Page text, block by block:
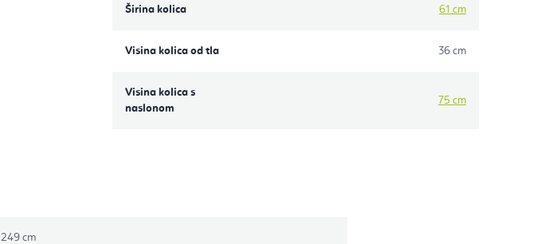
249 cm
Širina kolica 61 cm
Visina kolica od tla 36 cm
Visina kolica s
naslonom
75 cm